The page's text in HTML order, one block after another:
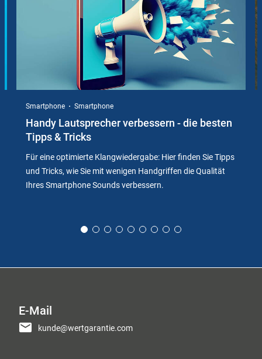
Smartphone Smartphone
Handy Lautsprecher verbessern - die besten
Tipps & Tricks
Für eine optimierte Klangwiedergabe: Hier finden Sie Tipps
und Tricks, wie Sie mit wenigen Handgriffen die Qualität
Ihres Smartphone Sounds verbessern.
E-Mail
kunde@wertgarantie.com